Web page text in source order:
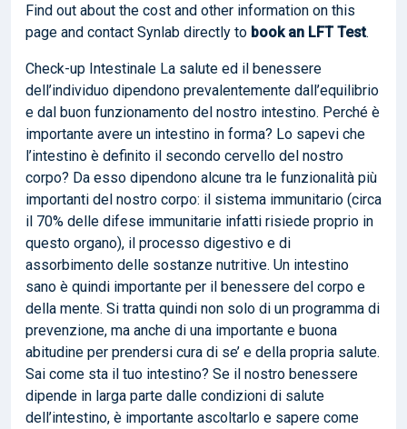
Find out about the cost and other information on this
page and contact Synlab directly to book an LFT Test.
Check-up Intestinale La salute ed il benessere
dell’individuo dipendono prevalentemente dall’equilibrio
e dal buon funzionamento del nostro intestino. Perché è
importante avere un intestino in forma? Lo sapevi che
l’intestino è definito il secondo cervello del nostro
corpo? Da esso dipendono alcune tra le funzionalità più
importanti del nostro corpo: il sistema immunitario (circa
il 70% delle difese immunitarie infatti risiede proprio in
questo organo), il processo digestivo e di
assorbimento delle sostanze nutritive. Un intestino
sano è quindi importante per il benessere del corpo e
della mente. Si tratta quindi non solo di un programma di
prevenzione, ma anche di una importante e buona
abitudine per prendersi cura di se’ e della propria salute.
Sai come sta il tuo intestino? Se il nostro benessere
dipende in larga parte dalle condizioni di salute
dell’intestino, è importante ascoltarlo e sapere come